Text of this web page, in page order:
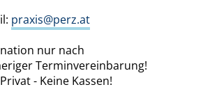
praxis@perz.at
nur nach
Terminvereinbarung!
- Keine Kassen!